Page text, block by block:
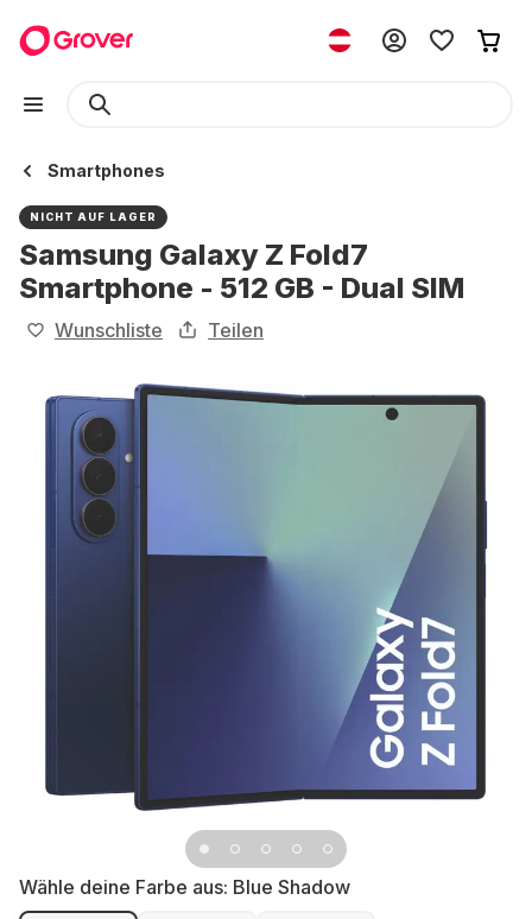
Smartphones
NICHT AUF LAGER
Samsung Galaxy Z Fold7
Smartphone - 512 GB - Dual SIM
Wunschliste Teilen
Wähle deine Farbe aus: Blue Shadow